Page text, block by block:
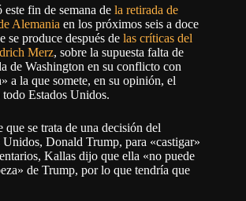
fin de semana de la retirada de
Alemania en los próximos seis a doce
se produce después de las críticas del
Merz, sobre la supuesta falta de
de Washington en su conflicto con
a la que somete, en su opinión, el
Estados Unidos.
que se trata de una decisión del
Unidos, Donald Trump, para «castigar»
Kallas dijo que ella «no puede
de Trump, por lo que tendría que